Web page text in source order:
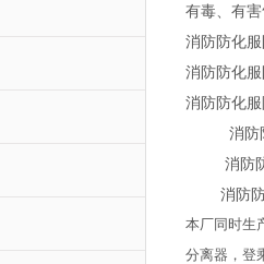
有毒、有
消防防化
消防防化
消防防化
消防防
消防防
消防防
本厂同时生
分离器，登